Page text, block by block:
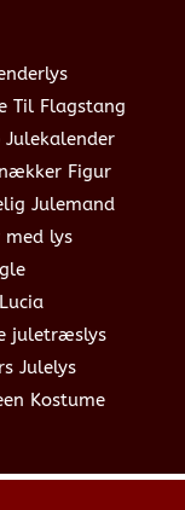
Til Flagstang
Julekalender
Figur
Julemand
med lys
juletræslys
Julelys
Kostume